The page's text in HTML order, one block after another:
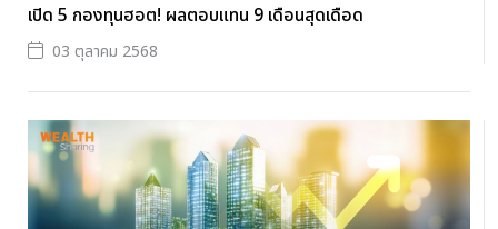
เปิด 5 กองทุนฮอต! ผลตอบแทน 9 เดือนสุดเดือด
03 ตุลาคม 2568